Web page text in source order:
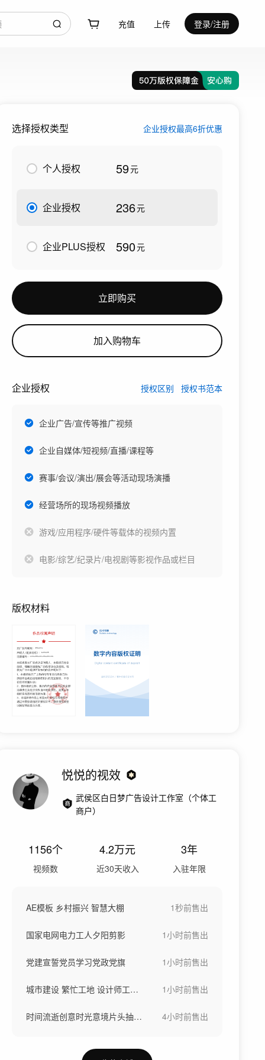
充值 上传 登录/注册
选择授权类型 企业授权最高6折优惠
个人授权 59元
企业授权 236元
企业PLUS授权 590元
立即购买
加入购物车
企业授权 授权区别 授权书范本
企业广告/宣传等推广视频
企业自媒体/短视频/直播/课程等
赛事/会议/演出/展会等活动现场演播
经营场所的现场视频播放
游戏/应用程序/硬件等载体的视频内置
电影/综艺/纪录片/电视剧等影视作品或栏目
版权材料
悦悦的视效
武侯区白日梦广告设计工作室（个体工
商户）
1156个
视频数
4.2万元
近30天收入
3年
入驻年限
AE模板 乡村振兴 智慧大棚 1秒前售出
国家电网电力工人夕阳剪影 1小时前售出
党建宣誓党员学习党政党旗 1小时前售出
城市建设 繁忙工地 设计师工程师 1小时前售出
时间流逝创意时光意境片头抽象意境意象 4小时前售出